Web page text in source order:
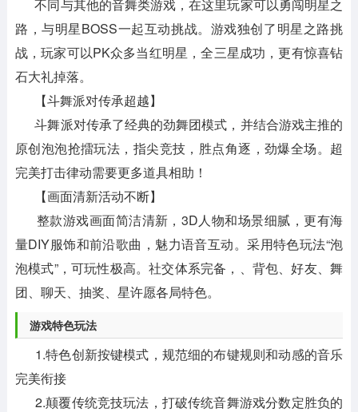
不同与其他的音舞类游戏，在这里玩家可以勇闯明星之
路，与明星BOSS一起互动挑战。游戏独创了明星之路挑
战，玩家可以PK众多当红明星，全三星成功，更有惊喜钻
石大礼掉落。
【斗舞派对传承超越】
斗舞派对传承了经典的劲舞团模式，并结合游戏主推的
原创泡泡抢擂玩法，指尖竞技，胜点角逐，劲爆全场。超
完美打击律动需要更多道具相助！
【画面清新活动不断】
整款游戏画面简洁清新，3D人物和场景细腻，更有海
量DIY服饰和前沿歌曲，魅力语音互动。采用特色玩法“泡
泡模式”，可玩性极高。社交体系完备，、背包、好友、舞
团、聊天、抽奖、星许愿各局特色。
游戏特色玩法
1.特色创新按键模式，规范细的布键规则和动感的音乐
完美衔接
2.颠覆传统竞技玩法，打破传统音舞游戏分数定胜负的